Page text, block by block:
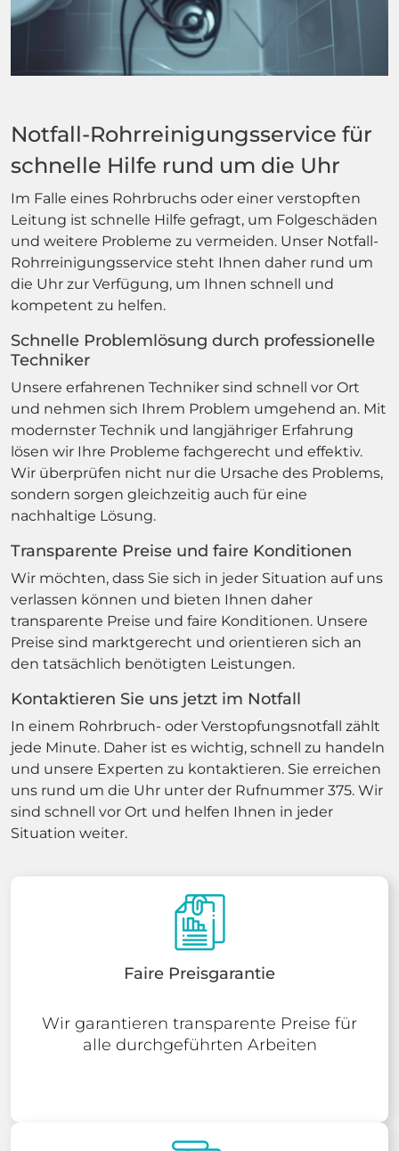
Notfall-Rohrreinigungsservice für
schnelle Hilfe rund um die Uhr
Im Falle eines Rohrbruchs oder einer verstopften
Leitung ist schnelle Hilfe gefragt, um Folgeschäden
und weitere Probleme zu vermeiden. Unser Notfall-
Rohrreinigungsservice steht Ihnen daher rund um
die Uhr zur Verfügung, um Ihnen schnell und
kompetent zu helfen.
Schnelle Problemlösung durch professionelle
Techniker
Unsere erfahrenen Techniker sind schnell vor Ort
und nehmen sich Ihrem Problem umgehend an. Mit
modernster Technik und langjähriger Erfahrung
lösen wir Ihre Probleme fachgerecht und effektiv.
Wir überprüfen nicht nur die Ursache des Problems,
sondern sorgen gleichzeitig auch für eine
nachhaltige Lösung.
Transparente Preise und faire Konditionen
Wir möchten, dass Sie sich in jeder Situation auf uns
verlassen können und bieten Ihnen daher
transparente Preise und faire Konditionen. Unsere
Preise sind marktgerecht und orientieren sich an
den tatsächlich benötigten Leistungen.
Kontaktieren Sie uns jetzt im Notfall
In einem Rohrbruch- oder Verstopfungsnotfall zählt
jede Minute. Daher ist es wichtig, schnell zu handeln
und unsere Experten zu kontaktieren. Sie erreichen
uns rund um die Uhr unter der Rufnummer 375. Wir
sind schnell vor Ort und helfen Ihnen in jeder
Situation weiter.
Faire Preisgarantie
Wir garantieren transparente Preise für
alle durchgeführten Arbeiten